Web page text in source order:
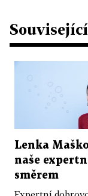
Lenka
naše
směrem